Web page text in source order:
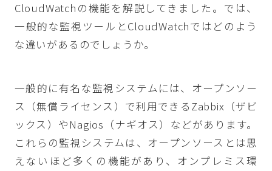
CloudWatchの機能を解説してきました。では、
一般的な監視ツールとCloudWatchではどのよう
な違いがあるのでしょうか。
一般的に有名な監視システムには、オープンソー
ス（無償ライセンス）で利用できるZabbix（ザビ
ックス）やNagios（ナギオス）などがあります。
これらの監視システムは、オープンソースとは思
えないほど多くの機能があり、オンプレミス環